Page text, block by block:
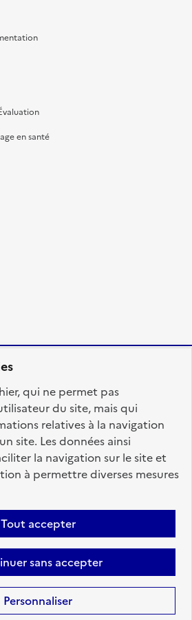
qui ne permet pas
du site, mais qui
relatives à la navigation
site. Les données ainsi
la navigation sur le site et
à permettre diverses mesures
Tout accepter
sans accepter
Personnaliser
en santé
legifrance.gouv.fr
: totalement conforme
Mentions légales Contact
les textes de ce site sont sous